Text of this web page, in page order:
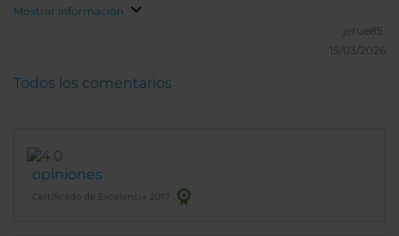
somit können wir nicht viel zu der Umgebung vor
Mostrar información
jerue85.
15/03/2026
opiniones
Certificado de Excelencia 2017
Todos los comentarios